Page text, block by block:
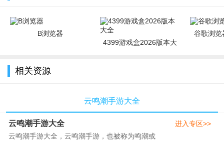
B浏览器
4399游戏盒2026版本大
谷歌浏览
相关资源
云鸣潮手游大全
云鸣潮手游大全
云鸣潮手游大全，云鸣潮手游，也被称为鸣潮或
进入专区>>